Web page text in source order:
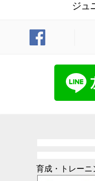
ジュ
育成・トレーニ